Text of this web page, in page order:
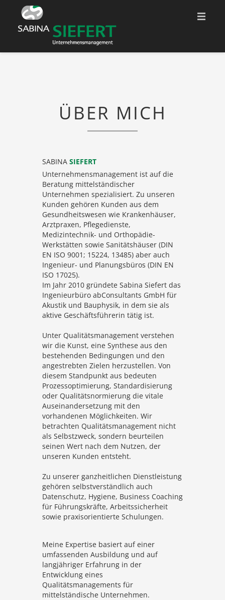
QUALIFIKATIONEN
WEBLINKS
ÜBER MICH
SABINA SIEFERT
Unternehmensmanagement ist auf die
Beratung mittelständischer
Unternehmen spezialisiert. Zu unseren
Kunden gehören Kunden aus dem
Gesundheitswesen wie Krankenhäuser,
Arztpraxen, Pflegedienste,
Medizintechnik- und Orthopädie-
Werkstätten sowie Sanitätshäuser (DIN
EN ISO 9001; 15224, 13485) aber auch
Ingenieur- und Planungsbüros (DIN EN
ISO 17025).
Im Jahr 2010 gründete Sabina Siefert das
Ingenieurbüro abConsultants GmbH für
Akustik und Bauphysik, in dem sie als
aktive Geschäftsführerin tätig ist.
Unter Qualitätsmanagement verstehen
wir die Kunst, eine Synthese aus den
bestehenden Bedingungen und den
angestrebten Zielen herzustellen. Von
diesem Standpunkt aus bedeuten
Prozessoptimierung, Standardisierung
oder Qualitätsnormierung die vitale
Auseinandersetzung mit den
vorhandenen Möglichkeiten. Wir
betrachten Qualitätsmanagement nicht
als Selbstzweck, sondern beurteilen
seinen Wert nach dem Nutzen, der
unseren Kunden entsteht.
Zu unserer ganzheitlichen Dienstleistung
gehören selbstverständlich auch
Datenschutz, Hygiene, Business Coaching
für Führungskräfte, Arbeitssicherheit
sowie praxisorientierte Schulungen.
Meine Expertise basiert auf einer
umfassenden Ausbildung und auf
langjähriger Erfahrung in der
Entwicklung eines
Qualitätsmanagements für
mittelständische Unternehmen.